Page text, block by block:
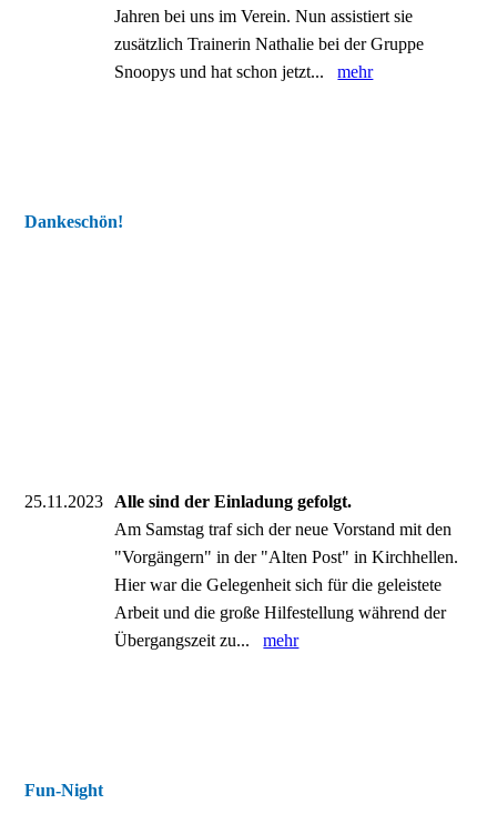
Jahren bei uns im Verein. Nun assistiert sie
zusätzlich Trainerin Nathalie bei der Gruppe
Snoopys und hat schon jetzt...mehr
Dankeschön!
25.11.2023
Alle sind der Einladung gefolgt.
Am Samstag traf sich der neue Vorstand mit den
"Vorgängern" in der "Alten Post" in Kirchhellen.
Hier war die Gelegenheit sich für die geleistete
Arbeit und die große Hilfestellung während der
Übergangszeit zu...mehr
Fun-Night